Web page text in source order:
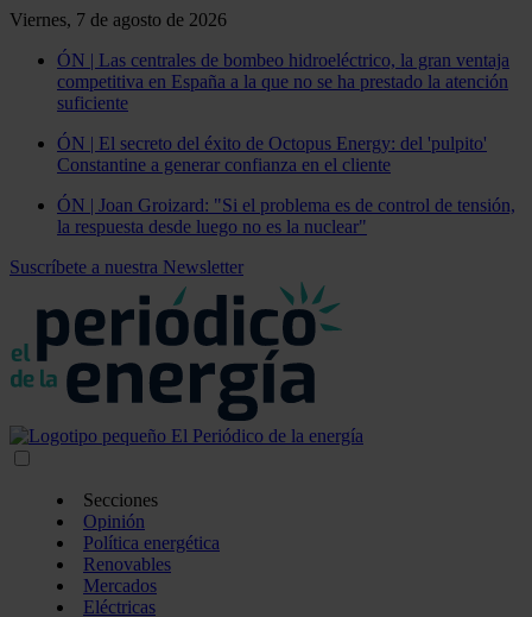
Viernes, 7 de agosto de 2026
ÓN | Las centrales de bombeo hidroeléctrico, la gran ventaja
competitiva en España a la que no se ha prestado la atención
suficiente
ÓN | El secreto del éxito de Octopus Energy: del 'pulpito'
Constantine a generar confianza en el cliente
ÓN | Joan Groizard: "Si el problema es de control de tensión,
la respuesta desde luego no es la nuclear"
Suscríbete a nuestra Newsletter
Secciones
Opinión
Política energética
Renovables
Mercados
Eléctricas